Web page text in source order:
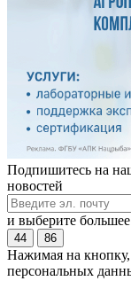
Подпишитесь на
новостей
и выберите
44 86
Нажимая на кнопку,
персональных